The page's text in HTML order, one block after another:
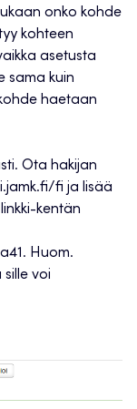
onko kohde
kohteen
asetusta
sama kuin
haetaan
Ota hakijan
fi ja lisää
kentän
Huom.
voi